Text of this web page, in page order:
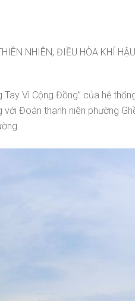
NHIÊN, ĐIỀU HÒA KHÍ
Tay Vì Cộng Đồng” của hệ
Đoàn thanh niên phường